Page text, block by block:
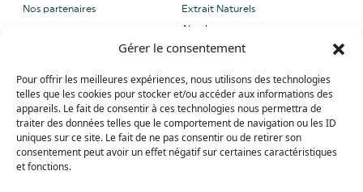
Gérer le consentement
Pour offrir les meilleures expériences, nous utilisons des technologies
telles que les cookies pour stocker et/ou accéder aux informations des
appareils. Le fait de consentir à ces technologies nous permettra de
traiter des données telles que le comportement de navigation ou les ID
uniques sur ce site. Le fait de ne pas consentir ou de retirer son
consentement peut avoir un effet négatif sur certaines caractéristiques
et fonctions.
Nos partenaires Extrait Naturels
Absolues
provence.com
Tel: +33 (0) 4 90 27 09 40
Whatsapp: +33 (0) 4 90 27 09 40